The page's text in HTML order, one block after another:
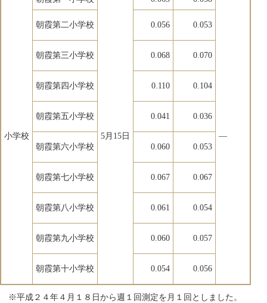
小学校 5月15日 ―
朝霞第二小学校 0.056 0.053
朝霞第三小学校 0.068 0.070
朝霞第四小学校 0.110 0.104
朝霞第五小学校 0.041 0.036
朝霞第六小学校 0.060 0.053
朝霞第七小学校 0.067 0.067
朝霞第八小学校 0.061 0.054
朝霞第九小学校 0.060 0.057
朝霞第十小学校 0.054 0.056
※平成２４年４月１８日から週１回測定を月１回としました。